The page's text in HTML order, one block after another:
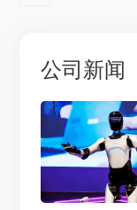
公司新闻